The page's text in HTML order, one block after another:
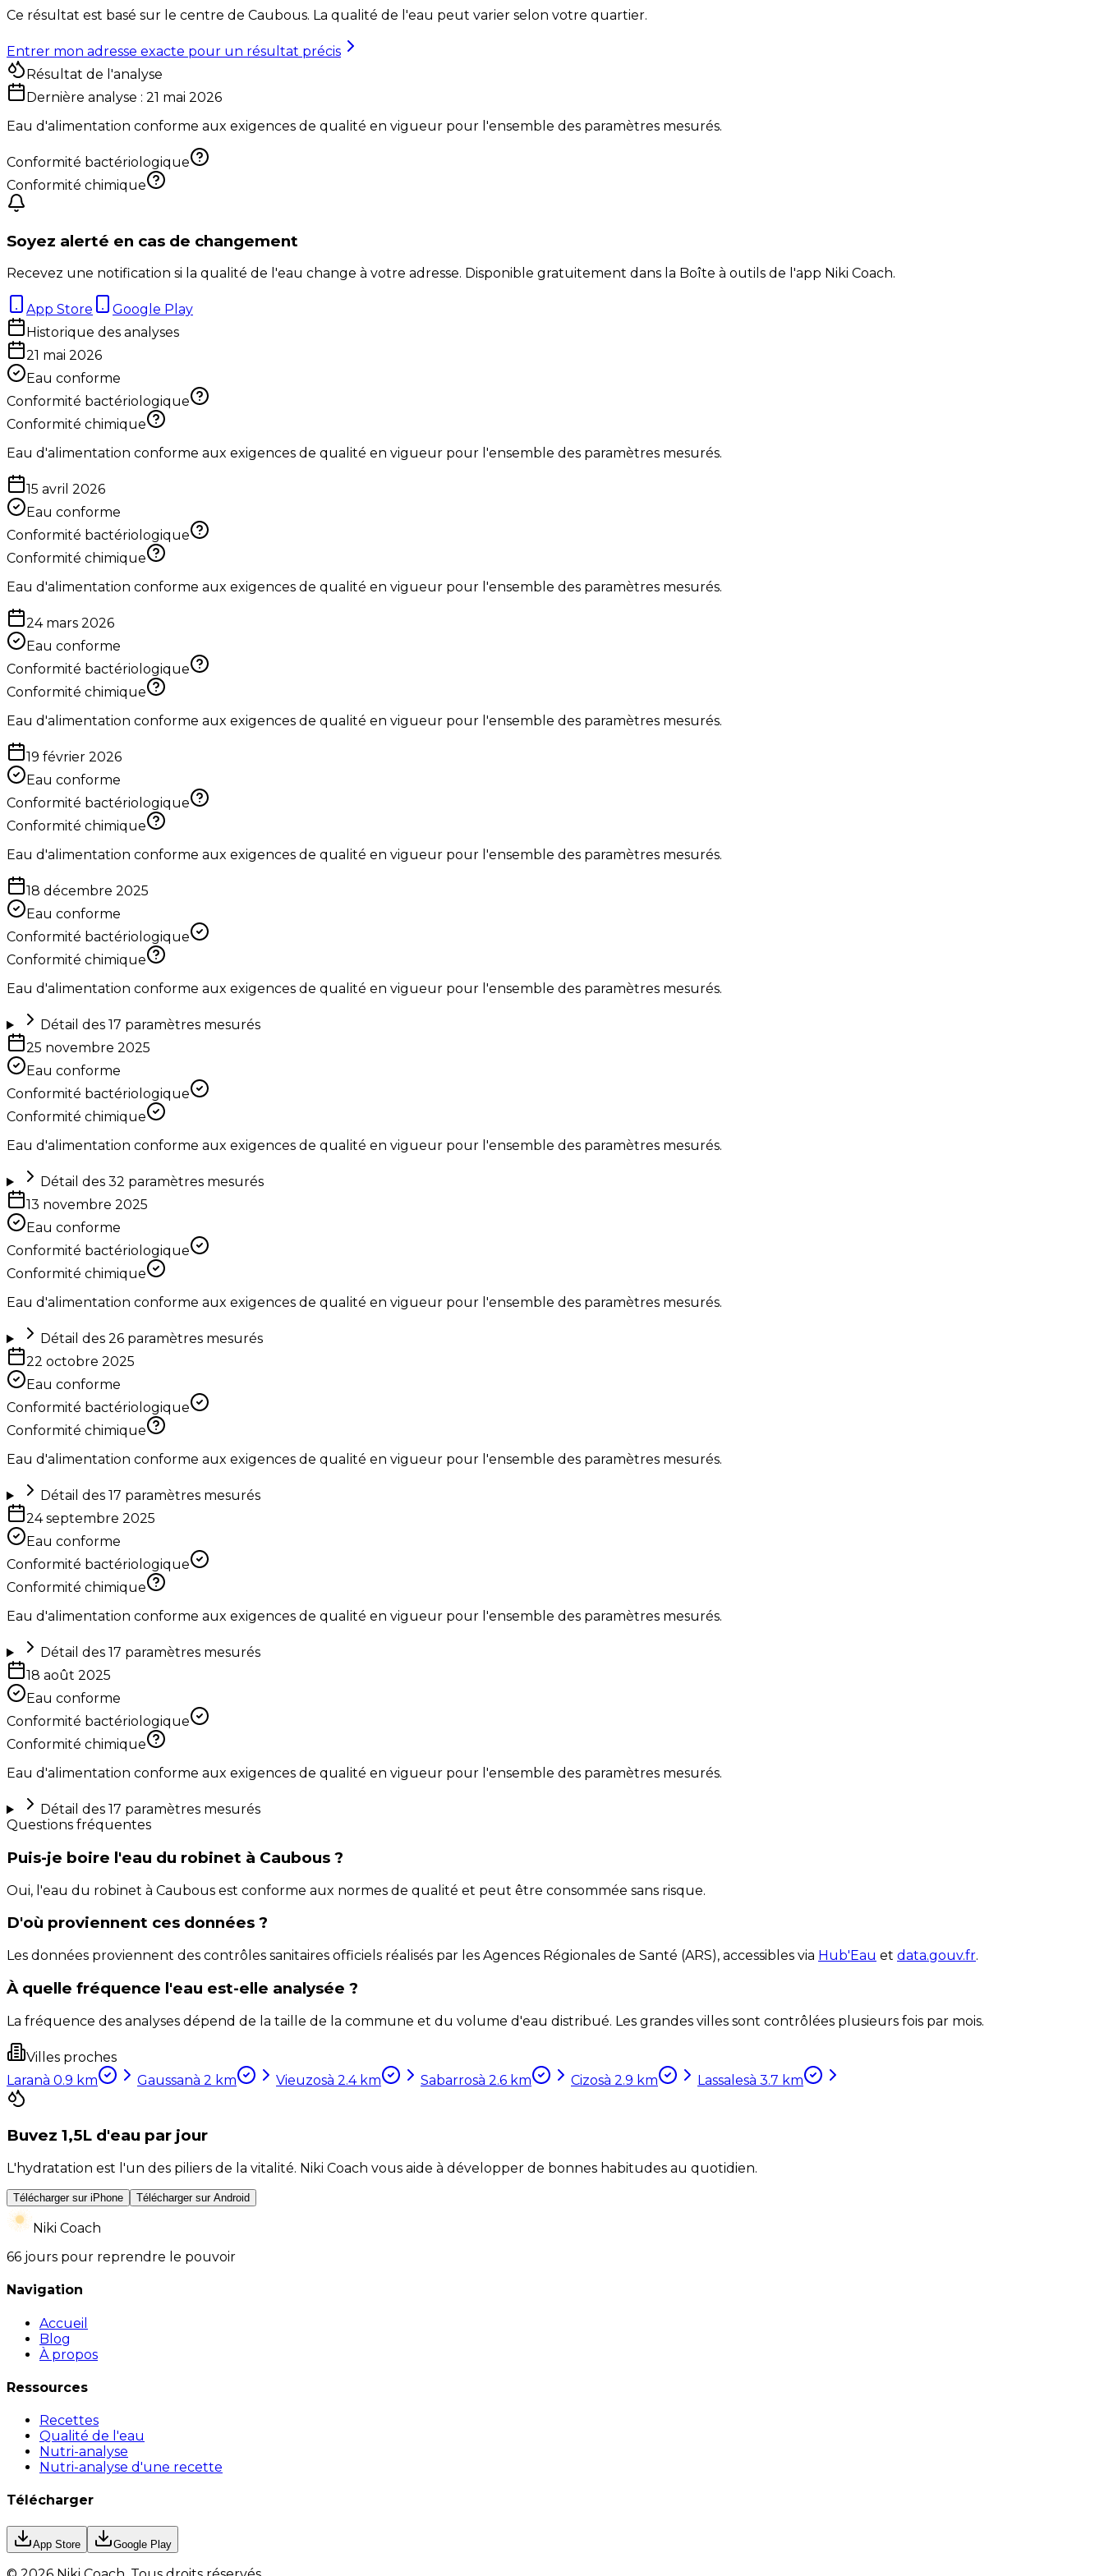
Ce résultat est basé sur le centre de Caubous. La qualité de l'eau peut varier selon votre quartier.
Entrer mon adresse exacte pour un résultat précis
Résultat de l'analyse
Dernière analyse : 21 mai 2026
Eau d'alimentation conforme aux exigences de qualité en vigueur pour l'ensemble des paramètres mesurés.
Conformité bactériologique
Conformité chimique
Soyez alerté en cas de changement
Recevez une notification si la qualité de l'eau change à votre adresse. Disponible gratuitement dans la Boîte à outils de l'app Niki Coach.
App Store
Google Play
Historique des analyses
21 mai 2026
Eau conforme
Conformité bactériologique
Conformité chimique
Eau d'alimentation conforme aux exigences de qualité en vigueur pour l'ensemble des paramètres mesurés.
15 avril 2026
Eau conforme
Conformité bactériologique
Conformité chimique
Eau d'alimentation conforme aux exigences de qualité en vigueur pour l'ensemble des paramètres mesurés.
24 mars 2026
Eau conforme
Conformité bactériologique
Conformité chimique
Eau d'alimentation conforme aux exigences de qualité en vigueur pour l'ensemble des paramètres mesurés.
19 février 2026
Eau conforme
Conformité bactériologique
Conformité chimique
Eau d'alimentation conforme aux exigences de qualité en vigueur pour l'ensemble des paramètres mesurés.
18 décembre 2025
Eau conforme
Conformité bactériologique
Conformité chimique
Eau d'alimentation conforme aux exigences de qualité en vigueur pour l'ensemble des paramètres mesurés.
Détail des 17 paramètres mesurés
25 novembre 2025
Eau conforme
Conformité bactériologique
Conformité chimique
Eau d'alimentation conforme aux exigences de qualité en vigueur pour l'ensemble des paramètres mesurés.
Détail des 32 paramètres mesurés
13 novembre 2025
Eau conforme
Conformité bactériologique
Conformité chimique
Eau d'alimentation conforme aux exigences de qualité en vigueur pour l'ensemble des paramètres mesurés.
Détail des 26paramètres mesurés
22 octobre 2025
Eau conforme
Conformité bactériologique
Conformité chimique
Eau d'alimentation conforme aux exigences de qualité en vigueur pour l'ensemble des paramètres mesurés.
Détail des 17 paramètres mesurés
24 septembre 2025
Eau conforme
Conformité bactériologique
Conformité chimique
Eau d'alimentation conforme aux exigences de qualité en vigueur pour l'ensemble des paramètres mesurés.
Détail des 17 paramètres mesurés
18 août 2025
Eau conforme
Conformité bactériologique
Conformité chimique
Eau d'alimentation conforme aux exigences de qualité en vigueur pour l'ensemble des paramètres mesurés.
Détail des 17 paramètres mesurés
Questions fréquentes
Puis-je boire l'eau du robinet à Caubous ?
Oui, l'eau du robinet à Caubous est conforme aux normes de qualité et peut être consommée sans risque.
D'où proviennent ces données ?
Les données proviennent des contrôles sanitaires officiels réalisés par les Agences Régionales de Santé (ARS), accessibles via Hub'Eau et data.gouv.fr.
À quelle fréquence l'eau est-elle analysée ?
La fréquence des analyses dépend de la taille de la commune et du volume d'eau distribué. Les grandes villes sont contrôlées plusieurs fois par mois.
Villes proches
Laranà 0.9 km Gaussanà 2 km Vieuzosà 2.4km Sabarrosà 2.6 km Cizosà 2.9 km Lassalesà 3.7 km
Buvez 1,5L d'eau par jour
L'hydratation est l'un des piliers de la vitalité. Niki Coach vous aide à développer de bonnes habitudes au quotidien.
Télécharger sur iPhone Télécharger sur Android
Niki Coach
66 jours pour reprendre le pouvoir
Navigation
Accueil
Blog
À propos
Ressources
Recettes
Qualité de l'eau
Nutri-analyse
Nutri-analyse d'une recette
Télécharger
App Store Google Play